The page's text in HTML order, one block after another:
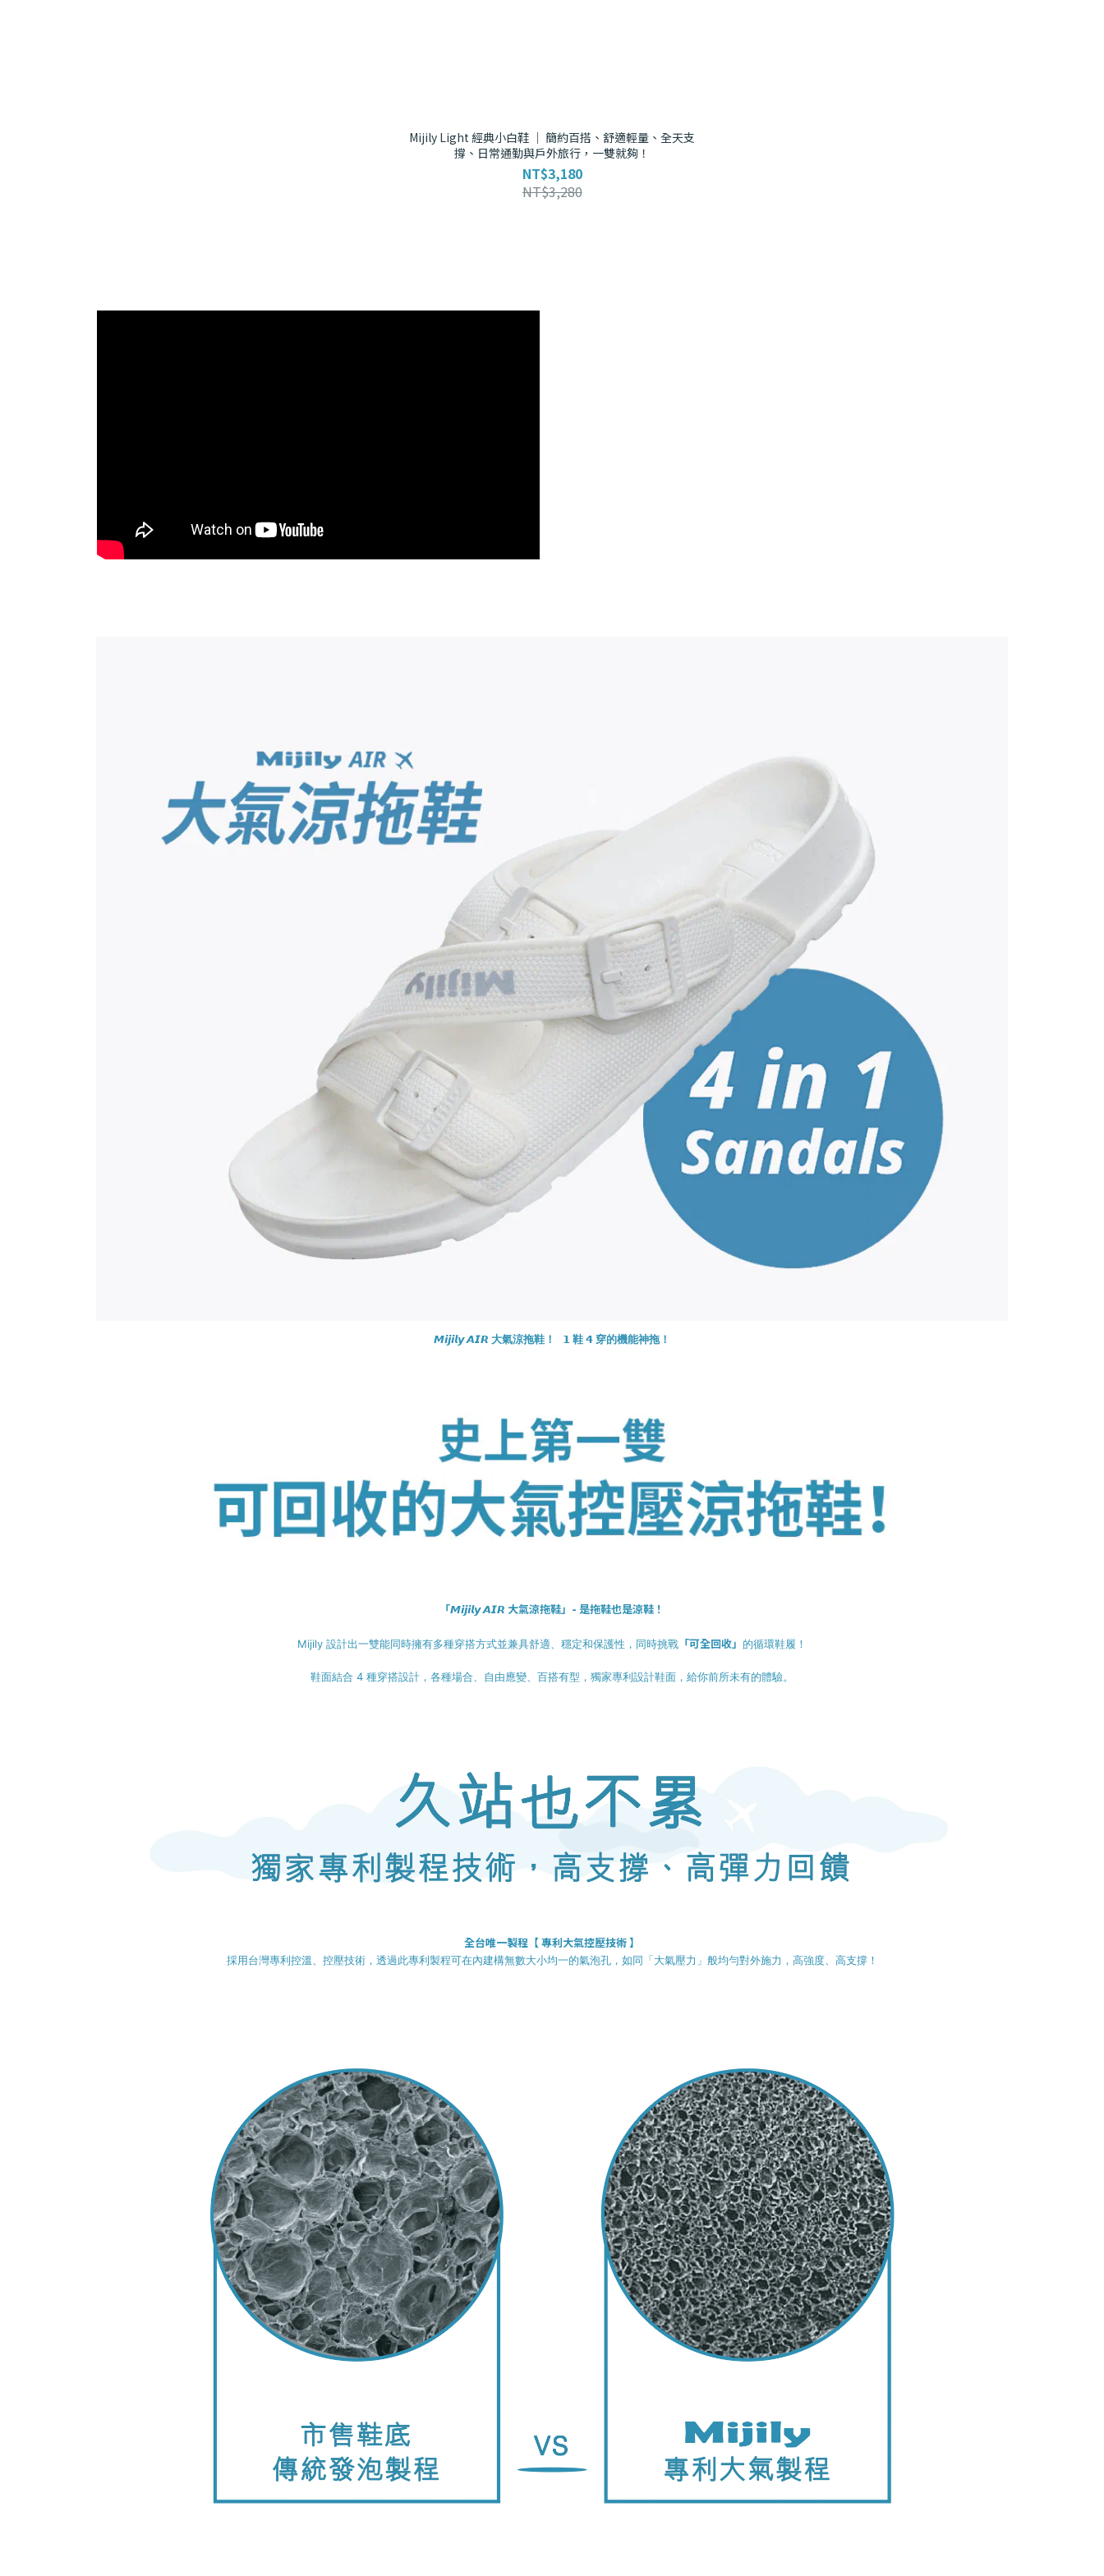
Mijily Light 經典小白鞋 ｜ 簡約百搭、舒適輕量、全天支
撐、日常通勤與戶外旅行，一雙就夠！
NT$3,180
NT$3,280
𝙈𝙞𝙟𝙞𝙡𝙮 𝘼𝙄𝙍 大氣涼拖鞋！ 𝟭 鞋 𝟰 穿的機能神拖！
「𝙈𝙞𝙟𝙞𝙡𝙮 𝘼𝙄𝙍 大氣涼拖鞋」- 是拖鞋也是涼鞋！
Mijily 設計出一雙能同時擁有多種穿搭方式並兼具舒適、穩定和保護性，同時挑戰 「可全回收」 的循環鞋履！
鞋面結合 4 種穿搭設計，各種場合、自由應變、百搭有型，獨家專利設計鞋面，給你前所未有的體驗。
全台唯一製程 【 專利大氣控壓技術 】
採用台灣專利控溫、控壓技術，透過此專利製程可在內建構無數大小均一的氣泡孔，如同「大氣壓力」般均勻對外施力，高強度、高支撐！